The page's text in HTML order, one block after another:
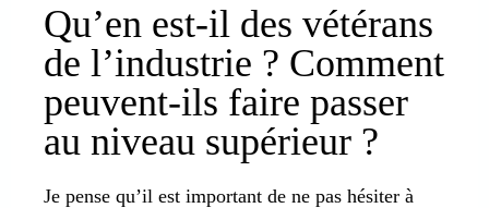
Qu’en est-il des vétérans
de l’industrie ? Comment
peuvent-ils faire passer
au niveau supérieur ?
Je pense qu’il est important de ne pas hésiter à